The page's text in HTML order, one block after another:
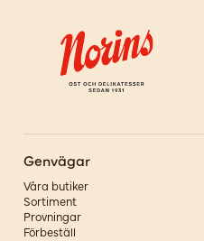
Genvägar
Våra butiker
Sortiment
Provningar
Förbeställ